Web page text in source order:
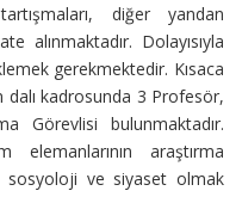
diğer yandan
alınmaktadır. Dolayısıyla
gerekmektedir. Kısaca
dalı kadrosunda 3 Profesör,
Görevlisi bulunmaktadır.
elemanlarının araştırma
sosyoloji ve siyaset olmak